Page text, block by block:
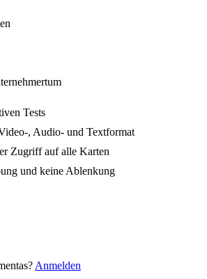
Tests
, Audio- und Textformat
Zugriff auf alle Karten
und keine Ablenkung
Anmelden